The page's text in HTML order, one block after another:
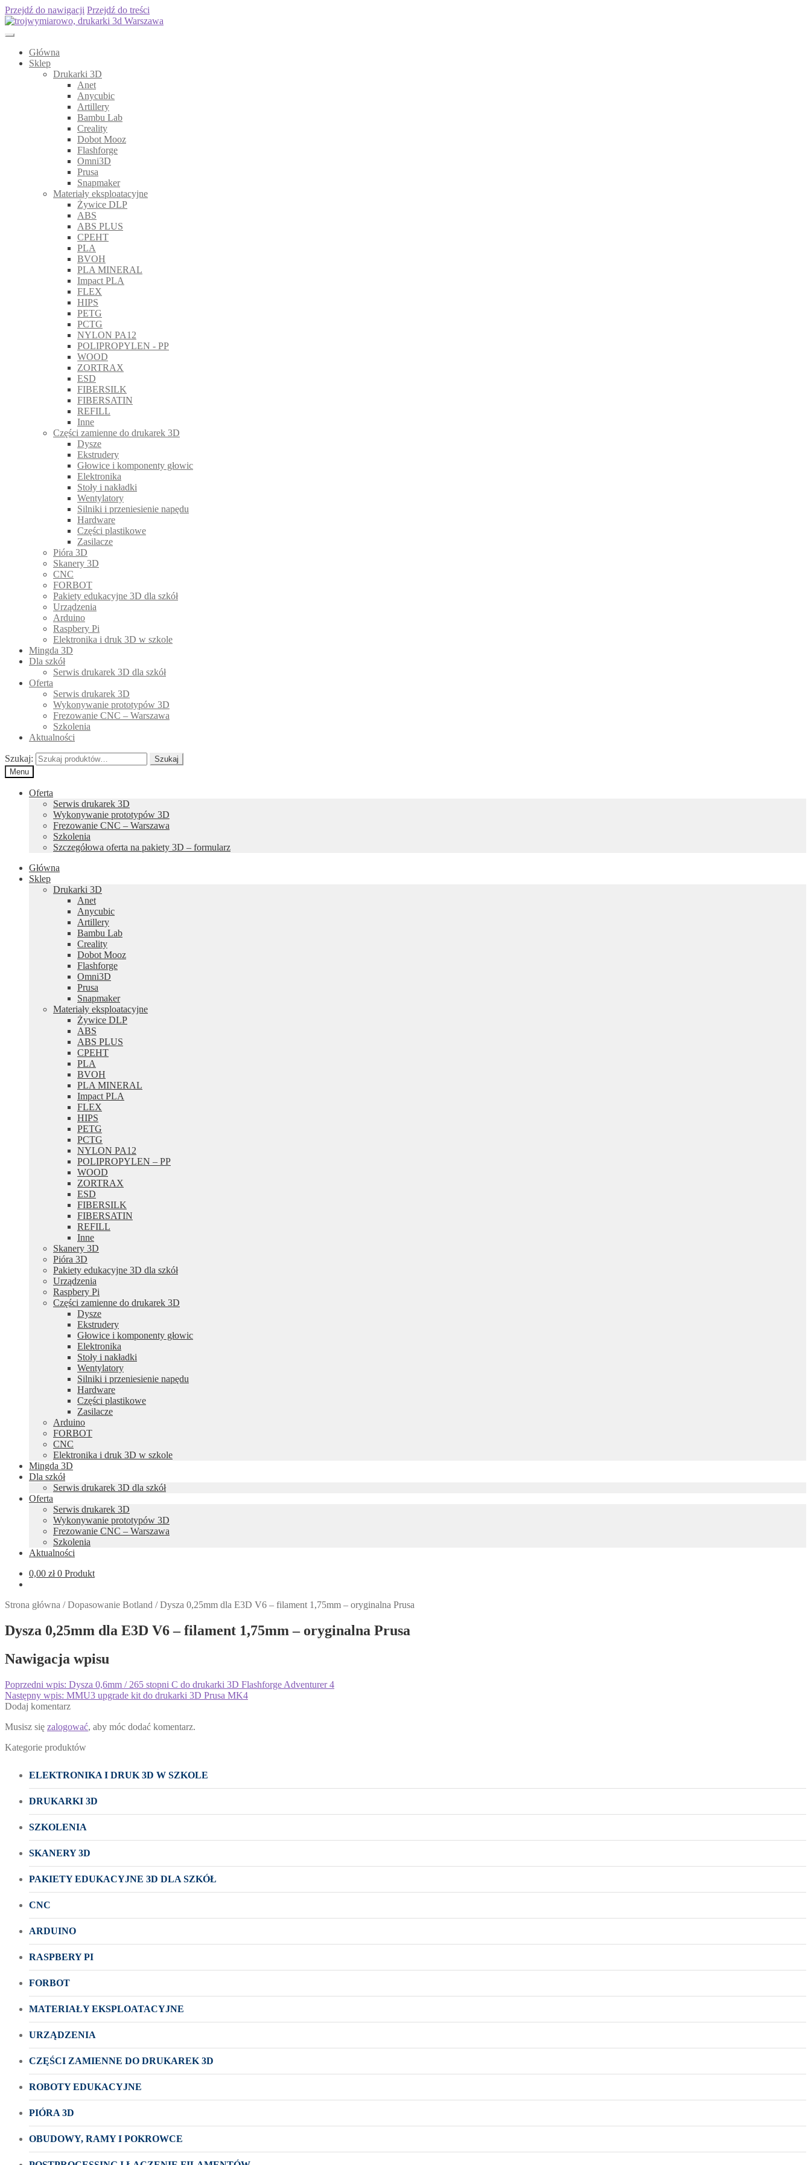
Przejdź do nawigacji Przejdź do treści
Główna
Sklep
Drukarki 3D
Anet
Anycubic
Artillery
Bambu Lab
Creality
Dobot Mooz
Flashforge
Omni3D
Prusa
Snapmaker
Materiały eksploatacyjne
Żywice DLP
ABS
ABS PLUS
CPEHT
PLA
BVOH
PLA MINERAL
Impact PLA
FLEX
HIPS
PETG
PCTG
NYLON PA12
POLIPROPYLEN - PP
WOOD
ZORTRAX
ESD
FIBERSILK
FIBERSATIN
REFILL
Inne
Części zamienne do drukarek 3D
Dysze
Ekstrudery
Głowice i komponenty głowic
Elektronika
Stoły i nakładki
Wentylatory
Silniki i przeniesienie napędu
Hardware
Części plastikowe
Zasilacze
Pióra 3D
Skanery 3D
CNC
FORBOT
Pakiety edukacyjne 3D dla szkół
Urządzenia
Arduino
Raspbery Pi
Elektronika i druk 3D w szkole
Mingda 3D
Dla szkół
Serwis drukarek 3D dla szkół
Oferta
Serwis drukarek 3D
Wykonywanie prototypów 3D
Frezowanie CNC – Warszawa
Szkolenia
Aktualności
Szukaj:
Szukaj
Menu
Oferta
Serwis drukarek 3D
Wykonywanie prototypów 3D
Frezowanie CNC – Warszawa
Szkolenia
Szczegółowa oferta na pakiety 3D – formularz
Główna
Sklep
Drukarki 3D
Anet
Anycubic
Artillery
Bambu Lab
Creality
Dobot Mooz
Flashforge
Omni3D
Prusa
Snapmaker
Materiały eksploatacyjne
Żywice DLP
ABS
ABS PLUS
CPEHT
PLA
BVOH
PLA MINERAL
Impact PLA
FLEX
HIPS
PETG
PCTG
NYLON PA12
POLIPROPYLEN – PP
WOOD
ZORTRAX
ESD
FIBERSILK
FIBERSATIN
REFILL
Inne
Skanery 3D
Pióra 3D
Pakiety edukacyjne 3D dla szkół
Urządzenia
Raspbery Pi
Części zamienne do drukarek 3D
Dysze
Ekstrudery
Głowice i komponenty głowic
Elektronika
Stoły i nakładki
Wentylatory
Silniki i przeniesienie napędu
Hardware
Części plastikowe
Zasilacze
Arduino
FORBOT
CNC
Elektronika i druk 3D w szkole
Mingda 3D
Dla szkół
Serwis drukarek 3D dla szkół
Oferta
Serwis drukarek 3D
Wykonywanie prototypów 3D
Frezowanie CNC – Warszawa
Szkolenia
Aktualności
0,00 zł 0 Produkt
Strona główna /Dopasowanie Botland /Dysza 0,25mm dla E3D V6 – filament 1,75mm – oryginalna Prusa
Dysza 0,25mm dla E3D V6 – filament 1,75mm – oryginalna Prusa
Nawigacja wpisu
Poprzedni wpis: Dysza 0,6mm / 265 stopni C do drukarki 3D Flashforge Adventurer 4
Następny wpis: MMU3 upgrade kit do drukarki 3D Prusa MK4
Dodaj komentarz
Musisz się zalogować, aby móc dodać komentarz.
Kategorie produktów
ELEKTRONIKA I DRUK 3D W SZKOLE
DRUKARKI 3D
SZKOLENIA
SKANERY 3D
PAKIETY EDUKACYJNE 3D DLA SZKÓŁ
CNC
ARDUINO
RASPBERY PI
FORBOT
MATERIAŁY EKSPLOATACYJNE
URZĄDZENIA
CZĘŚCI ZAMIENNE DO DRUKAREK 3D
ROBOTY EDUKACYJNE
PIÓRA 3D
OBUDOWY, RAMY I POKROWCE